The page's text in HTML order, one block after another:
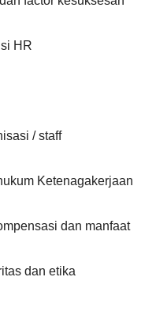
HR
/ staff
Ketenagakerjaan
dan manfaat
dan etika